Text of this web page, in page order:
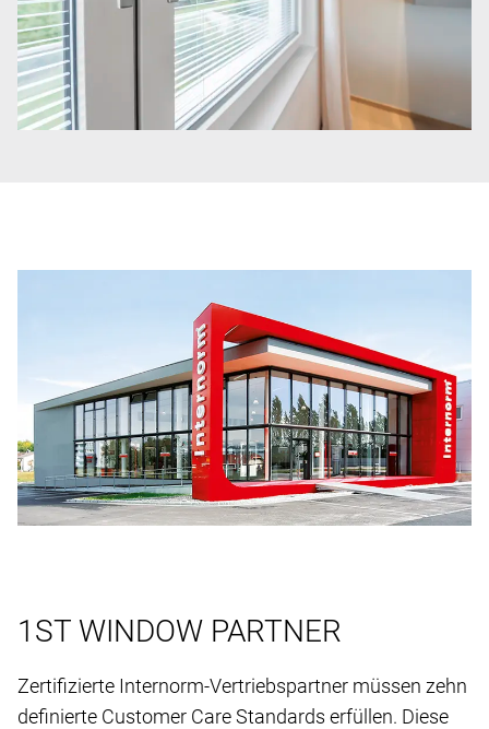
1ST WINDOW PARTNER
Zertifizierte Internorm-Vertriebspartner müssen zehn
definierte Customer Care Standards erfüllen. Diese